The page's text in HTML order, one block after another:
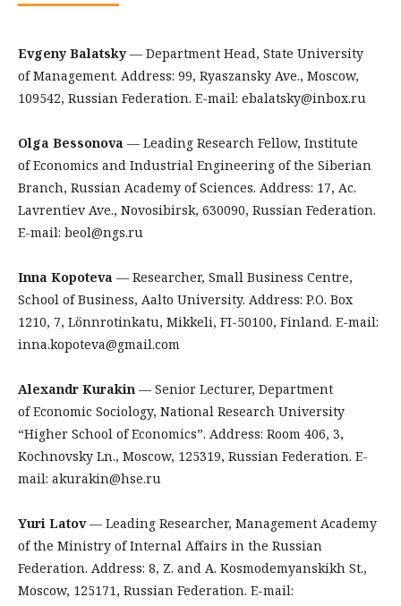
Evgeny Balatsky — Department Head, State University
of Management. Address: 99, Ryaszansky Ave., Moscow,
109542, Russian Federation. E-mail: ebalatsky@inbox.ru
Olga Bessonova — Leading Research Fellow, Institute
of Economics and Industrial Engineering of the Siberian
Branch, Russian Academy of Sciences. Address: 17, Ac.
Lavrentiev Ave., Novosibirsk, 630090, Russian Federation.
E-mail: beol@ngs.ru
Inna Kopoteva — Researcher, Small Business Centre,
School of Business, Aalto University. Address: P.O. Box
1210, 7, Lönnrotinkatu, Mikkeli, FI-50100, Finland. E-mail:
inna.kopoteva@gmail.com
Alexandr Kurakin — Senior Lecturer, Department
of Economic Sociology, National Research University
“Higher School of Economics”. Address: Room 406, 3,
Kochnovsky Ln., Moscow, 125319, Russian Federation. E-
mail: akurakin@hse.ru
Yuri Latov— Leading Researcher, Management Academy
of the Ministry of Internal Affairs in the Russian
Federation. Address: 8, Z. and A. Kosmodemyanskikh St.,
Moscow, 125171, Russian Federation. E-mail: